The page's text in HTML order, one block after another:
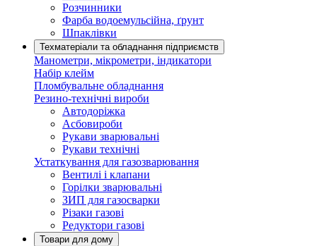
Розчинники
Фарба водоемульсійна, ґрунт
Шпаклівки
Техматеріали та обладнання підприємств
Манометри, мікрометри, індикатори
Набір клейм
Пломбувальне обладнання
Резино-технічні вироби
Автодоріжка
Асбовироби
Рукави зварювальні
Рукави технічні
Устаткування для газозварювання
Вентилі і клапани
Горілки зварювальні
ЗИП для газосварки
Різаки газові
Редуктори газові
Товари для дому